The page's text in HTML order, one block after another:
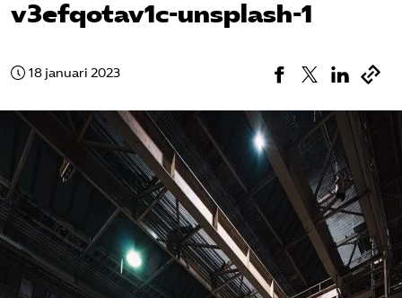
Auktorisation
Medlemskap
Våra frågor
Kurser och aktiviteter
Om oss
Omsättningsstatistik
v3efqotav1c-unsplash-1
18 januari 2023